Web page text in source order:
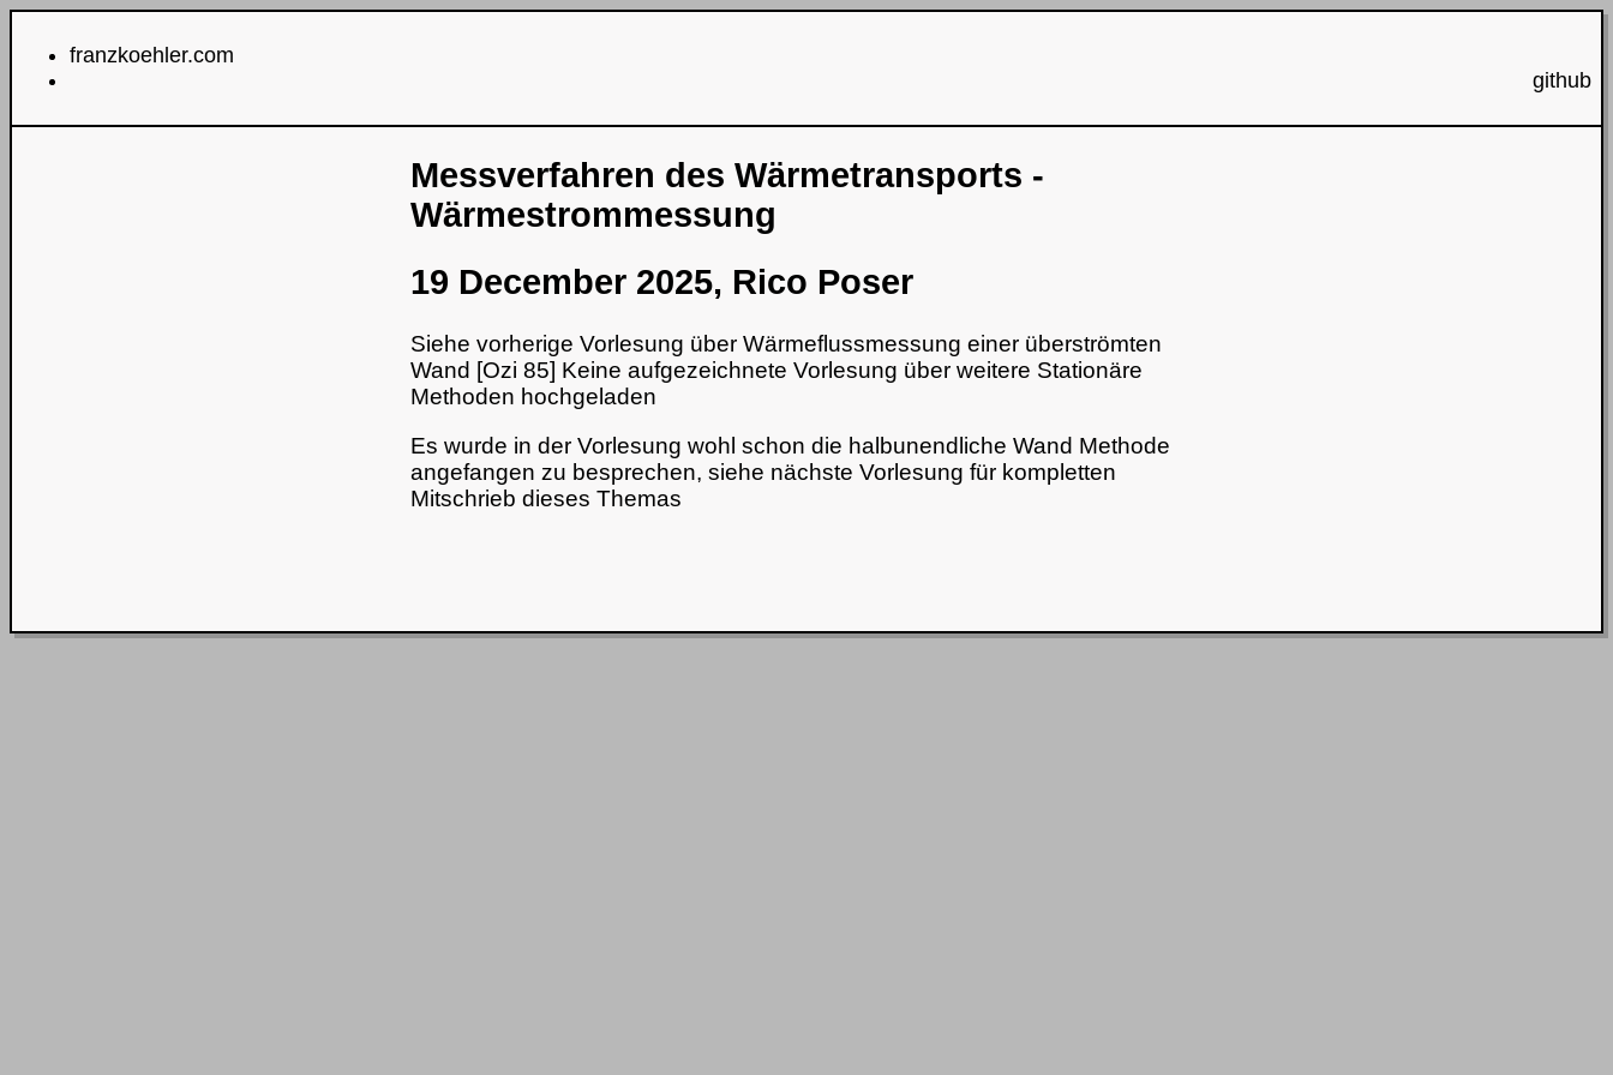
franzkoehler.com
github
Messverfahren des Wärmetransports -
Wärmestrommessung
19 December 2025, Rico Poser
Siehe vorherige Vorlesung über Wärmeflussmessung einer überströmten
Wand [Ozi 85] Keine aufgezeichnete Vorlesung über weitere Stationäre
Methoden hochgeladen
Es wurde in der Vorlesung wohl schon die halbunendliche Wand Methode
angefangen zu besprechen, siehe nächste Vorlesung für kompletten
Mitschrieb dieses Themas